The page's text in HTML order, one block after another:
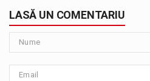
LASĂ UN COMENTARIU